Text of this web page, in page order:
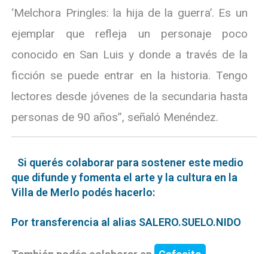
‘Melchora Pringles: la hija de la guerra’. Es un
ejemplar que refleja un personaje poco
conocido en San Luis y donde a través de la
ficción se puede entrar en la historia. Tengo
lectores desde jóvenes de la secundaria hasta
personas de 90 años”, señaló Menéndez.
Si querés colaborar para sostener este medio
que difunde y fomenta el arte y la cultura en la
Villa de Merlo podés hacerlo:
Por transferencia al alias SALERO.SUELO.NIDO